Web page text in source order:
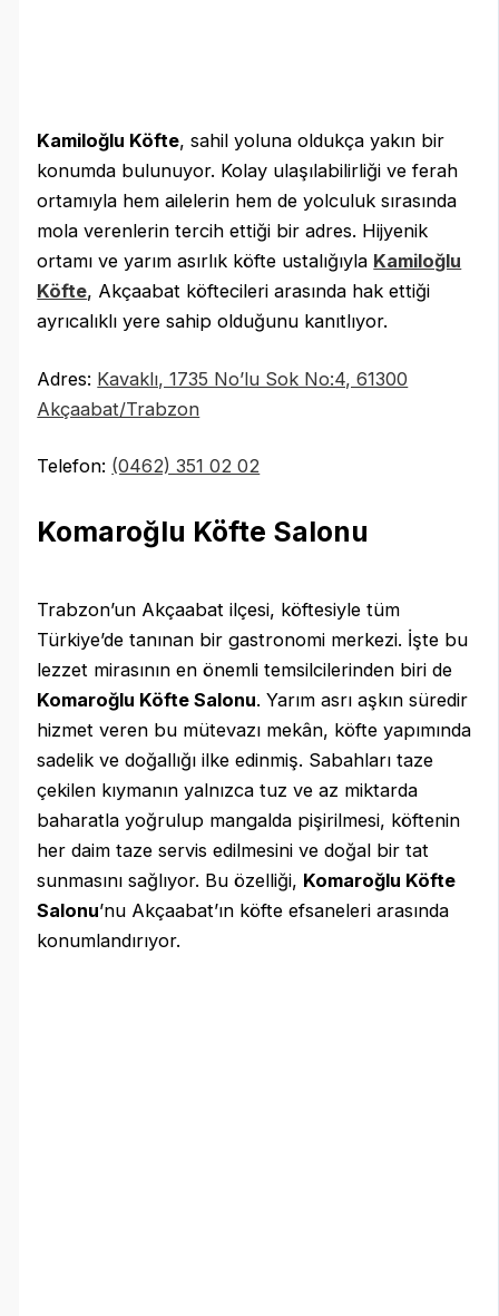
Kamiloğlu Köfte, sahil yoluna oldukça yakın bir
konumda bulunuyor. Kolay ulaşılabilirliği ve ferah
ortamıyla hem ailelerin hem de yolculuk sırasında
mola verenlerin tercih ettiği bir adres. Hijyenik
ortamı ve yarım asırlık köfte ustalığıyla Kamiloğlu
Köfte, Akçaabat köftecileri arasında hak ettiği
ayrıcalıklı yere sahip olduğunu kanıtlıyor.
Adres: Kavaklı, 1735 No’lu Sok No:4, 61300
Akçaabat/Trabzon
Telefon: (0462) 351 02 02
Komaroğlu Köfte Salonu
Trabzon’un Akçaabat ilçesi, köftesiyle tüm
Türkiye’de tanınan bir gastronomi merkezi. İşte bu
lezzet mirasının en önemli temsilcilerinden biri de
Komaroğlu Köfte Salonu. Yarım asrı aşkın süredir
hizmet veren bu mütevazı mekân, köfte yapımında
sadelik ve doğallığı ilke edinmiş. Sabahları taze
çekilen kıymanın yalnızca tuz ve az miktarda
baharatla yoğrulup mangalda pişirilmesi, köftenin
her daim taze servis edilmesini ve doğal bir tat
sunmasını sağlıyor. Bu özelliği, Komaroğlu Köfte
Salonu’nu Akçaabat’ın köfte efsaneleri arasında
konumlandırıyor.